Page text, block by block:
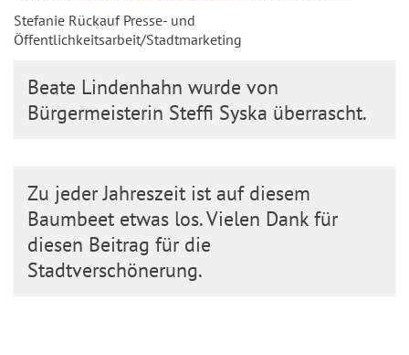
Stefanie Rückauf Presse- und
Öffentlichkeitsarbeit/Stadtmarketing
Beate Lindenhahn wurde von
Bürgermeisterin Steffi Syska überrascht.
Zu jeder Jahreszeit ist auf diesem
Baumbeet etwas los. Vielen Dank für
diesen Beitrag für die
Stadtverschönerung.